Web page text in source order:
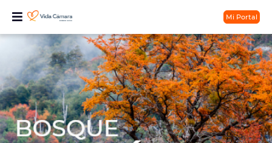
Mi Portal